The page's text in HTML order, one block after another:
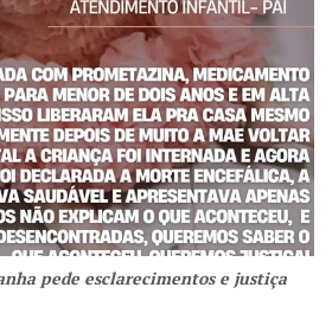
pede esclarecimentos e justiça